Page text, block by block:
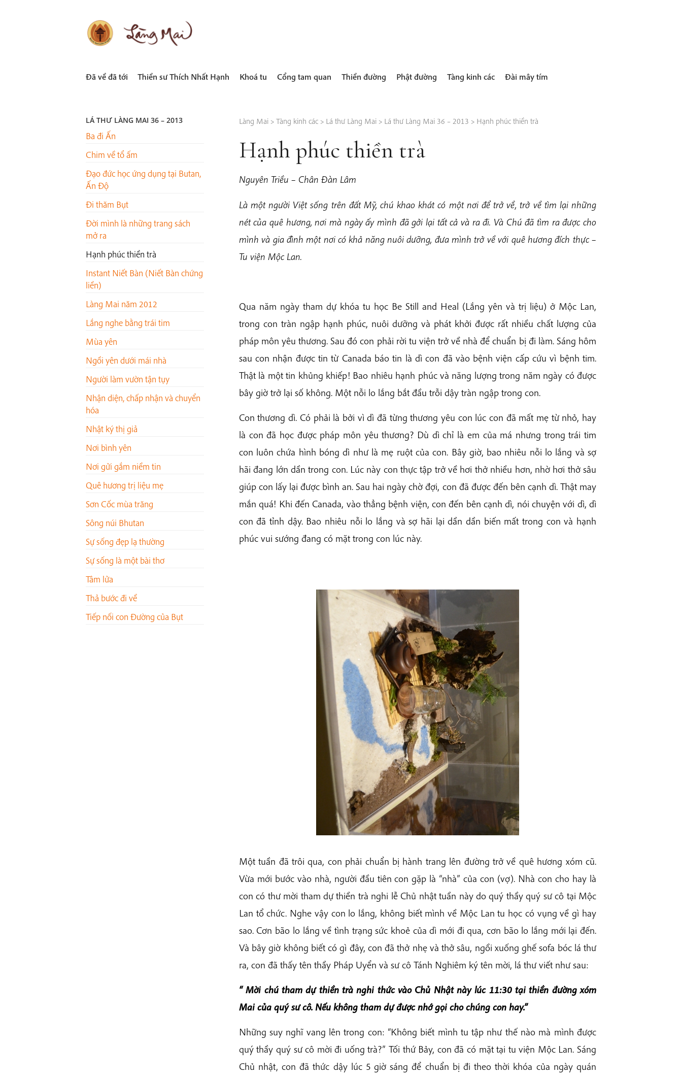
LÀNG MAI
Đã về đã tới Thiền sư Thích Nhất Hạnh Khoá tu Cổng tam quan Thiền đường Phật đường Tàng kinh các Đài mây tím
LÁ THƯ LÀNG MAI 36 – 2013
Ba đi Ấn
Chim về tổ ấm
Đạo đức học ứng dụng tại Butan,
Ấn Độ
Đi thăm Bụt
Đời mình là những trang sách
mở ra
Hạnh phúc thiền trà
Instant Niết Bàn (Niết Bàn chứng
liền)
Làng Mai năm 2012
Lắng nghe bằng trái tim
Mùa yên
Ngồi yên dưới mái nhà
Người làm vườn tận tụy
Nhận diện, chấp nhận và chuyển
hóa
Nhật ký thị giả
Nơi bình yên
Nơi gửi gắm niềm tin
Quê hương trị liệu mẹ
Sơn Cốc mùa trăng
Sông núi Bhutan
Sự sống đẹp lạ thường
Sự sống là một bài thơ
Tâm lửa
Thả bước đi về
Tiếp nối con Đường của Bụt
Làng Mai> Tàng kinh các> Lá thư Làng Mai> Lá thư Làng Mai 36 – 2013 > Hạnh phúc thiền trà
Hạnh phúc thiền trà
Nguyên Triều – Chân Đàn Lâm
Là một người Việt sống trên đất Mỹ, chú khao khát có một nơi để trở về, trở về tìm lại những
nét của quê hương, nơi mà ngày ấy mình đã gởi lại tất cả và ra đi. Và Chú đã tìm ra được cho
mình và gia đình một nơi có khả năng nuôi dưỡng, đưa mình trở về với quê hương đích thực –
Tu viện Mộc Lan.
Qua năm ngày tham dự khóa tu học Be Still and Heal (Lắng yên và trị liệu) ở Mộc Lan,
trong con tràn ngập hạnh phúc, nuôi dưỡng và phát khởi được rất nhiều chất lượng của
pháp môn yêu thương. Sau đó con phải rời tu viện trở về nhà để chuẩn bị đi làm. Sáng hôm
sau con nhận được tin từ Canada báo tin là dì con đã vào bệnh viện cấp cứu vì bệnh tim.
Thật là một tin khủng khiếp! Bao nhiêu hạnh phúc và năng lượng trong năm ngày có được
bây giờ trở lại số không. Một nỗi lo lắng bắt đầu trỗi dậy tràn ngập trong con.
Con thương dì. Có phải là bởi vì dì đã từng thương yêu con lúc con đã mất mẹ từ nhỏ, hay
là con đã học được pháp môn yêu thương? Dù dì chỉ là em của má nhưng trong trái tim
con luôn chứa hình bóng dì như là mẹ ruột của con. Bây giờ, bao nhiêu nỗi lo lắng và sợ
hãi đang lớn dần trong con. Lúc này con thực tập trở về hơi thở nhiều hơn, nhờ hơi thở sâu
giúp con lấy lại được bình an. Sau hai ngày chờ đợi, con đã được đến bên cạnh dì. Thật may
mắn quá! Khi đến Canada, vào thẳng bệnh viện, con đến bên cạnh dì, nói chuyện với dì, dì
con đã tỉnh dậy. Bao nhiêu nỗi lo lắng và sợ hãi lại dần dần biến mất trong con và hạnh
phúc vui sướng đang có mặt trong con lúc này.
Một tuần đã trôi qua, con phải chuẩn bị hành trang lên đường trở về quê hương xóm cũ.
Vừa mới bước vào nhà, người đầu tiên con gặp là “nhà” của con (vợ). Nhà con cho hay là
con có thư mời tham dự thiền trà nghi lễ Chủ nhật tuần này do quý thầy quý sư cô tại Mộc
Lan tổ chức. Nghe vậy con lo lắng, không biết mình về Mộc Lan tu học có vụng về gì hay
sao. Cơn bão lo lắng về tình trạng sức khoẻ của dì mới đi qua, cơn bão lo lắng mới lại đến.
Và bây giờ không biết có gì đây, con đã thở nhẹ và thở sâu, ngồi xuống ghế sofa bóc lá thư
ra, con đã thấy tên thầy Pháp Uyển và sư cô Tánh Nghiêm ký tên mời, lá thư viết như sau:
“Mời chú tham dự thiền trà nghi thức vào Chủ Nhật này lúc 11:30 tại thiền đường xóm
Mai của quý sư cô. Nếu không tham dự được nhớ gọi cho chúng con hay.”
Những suy nghĩ vang lên trong con: “Không biết mình tu tập như thế nào mà mình được
quý thầy quý sư cô mời đi uống trà?” Tối thứ Bảy, con đã có mặt tại tu viện Mộc Lan. Sáng
Chủ nhật, con đã thức dậy lúc 5 giờ sáng để chuẩn bị đi theo thời khóa của ngày quán